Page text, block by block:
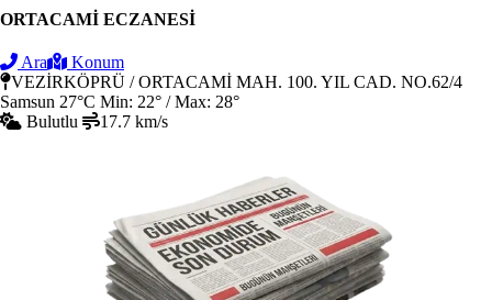
ORTACAMİ ECZANESİ
Ara
Konum
VEZİRKÖPRÜ / ORTACAMİ MAH. 100. YIL CAD. NO.62/4
Samsun 27°C Min: 22° / Max: 28°
Bulutlu
17.7 km/s